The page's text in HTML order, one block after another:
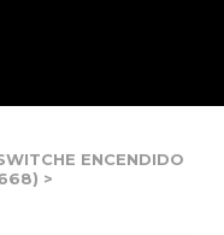
ENCENDIDO
>